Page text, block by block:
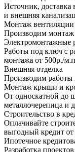
Источник, доставка
и внешняя
Монтаж вентиляции
Производим монтаж
Электромонтажные
Работы под ключ с
монтажа от 500р./м.п
Внешняя отделка
Производим работы
Монтаж крыши и
От односкатной до
металлочерепица и
Строительство в
Оплачивайте
выгодный кредит
Ипотечное
Разработка